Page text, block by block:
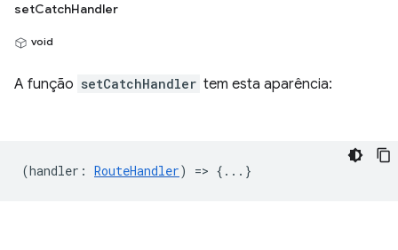
setCatchHandler
void
A função setCatchHandler tem esta aparência:
(handler : RouteHandler) => {...}